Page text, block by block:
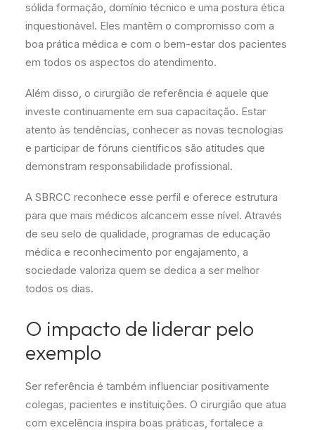
sólida formação, domínio técnico e uma postura ética
inquestionável. Eles mantêm o compromisso com a
boa prática médica e com o bem-estar dos pacientes
em todos os aspectos do atendimento.
Além disso, o cirurgião de referência é aquele que
investe continuamente em sua capacitação. Estar
atento às tendências, conhecer as novas tecnologias
e participar de fóruns científicos são atitudes que
demonstram responsabilidade profissional.
A SBRCC reconhece esse perfil e oferece estrutura
para que mais médicos alcancem esse nível. Através
de seu selo de qualidade, programas de educação
médica e reconhecimento por engajamento, a
sociedade valoriza quem se dedica a ser melhor
todos os dias.
O impacto de liderar pelo
exemplo
Ser referência é também influenciar positivamente
colegas, pacientes e instituições. O cirurgião que atua
com excelência inspira boas práticas, fortalece a